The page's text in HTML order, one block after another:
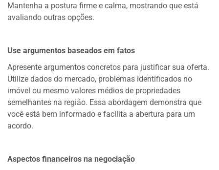
Mantenha a postura firme e calma, mostrando que está
avaliando outras opções.
Use argumentos baseados em fatos
Apresente argumentos concretos para justificar sua oferta.
Utilize dados do mercado, problemas identificados no
imóvel ou mesmo valores médios de propriedades
semelhantes na região. Essa abordagem demonstra que
você está bem informado e facilita a abertura para um
acordo.
Aspectos financeiros na negociação